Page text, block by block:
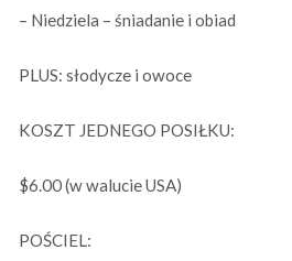
– Niedziela – śniadanie i obiad
PLUS: słodycze i owoce
KOSZT JEDNEGO POSIŁKU:
$6.00 (w walucie USA)
POŚCIEL: